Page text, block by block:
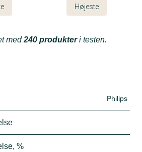
Højeste
med240 produkteri testen.
Philips
%